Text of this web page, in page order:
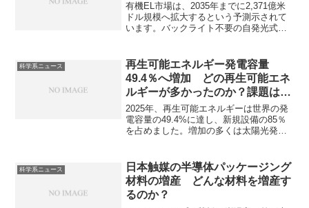
有機EL市場は、2035年までに2,371億米
ドル規模へ拡大するという予測示されて
います。バックライト不要の自発光式
す。市場の急成長の理由を知ることがで
きます。
科学系ニュース
再生可能エネルギー発電容量
49.4％へ増加 どの再生可能エネ
ルギーが多かったのか？課題はな
にか？
2025年、再生可能エネルギーは世界の発
電容量の49.4%に達し、新規設備の85％
を占めました。増加の多くは太陽光発電
ができます。
科学系ニュース
日本触媒の半導体パッケージング
材料の増産 どんな材料を増産す
るのか？